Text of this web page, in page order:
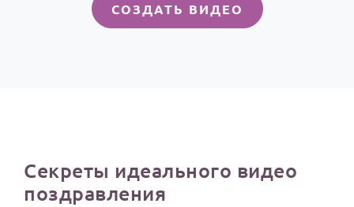
СОЗДАТЬ ВИДЕО
Секреты идеального видео
поздравления